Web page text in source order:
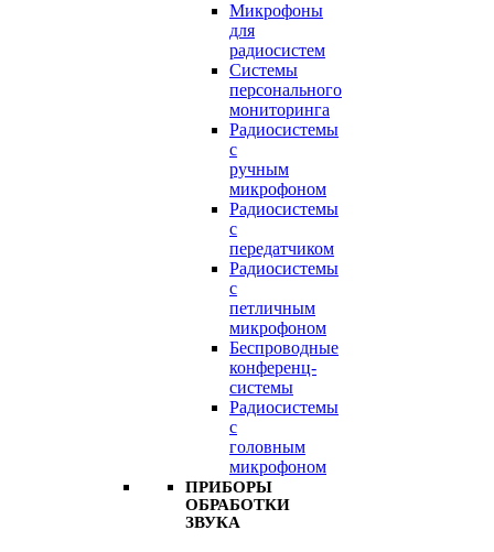
Микрофоны
для
радиосистем
Системы
персонального
мониторинга
Радиосистемы
c
ручным
микрофоном
Радиосистемы
с
передатчиком
Радиосистемы
с
петличным
микрофоном
Беспроводные
конференц-
системы
Радиосистемы
с
головным
микрофоном
ПРИБОРЫ
ОБРАБОТКИ
ЗВУКА